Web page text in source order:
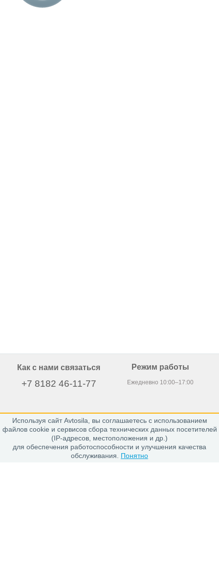
Используя сайт Avtosila, вы соглашаетесь с использованием
файлов cookie и сервисов сбора технических данных посетителей
(IP-адресов, местоположения и др.)
для обеспечения работоспособности и улучшения качества
обслуживания. Понятно
Как с нами связаться
+7 8182 46-11-77
163020, г. Архангельск,
пр. Никольский 15, офис 212
Режим работы
Ежедневно 10:00–17:00
Каталог